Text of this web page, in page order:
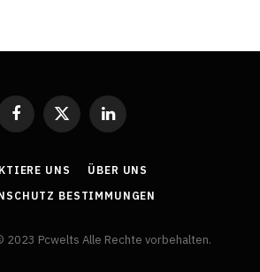
Facebook
X
LinkedIn
UNS
ÜBER UNS
BESTIMMUNGEN
2023 Pcwelts Alle Rechte vorbehalten.